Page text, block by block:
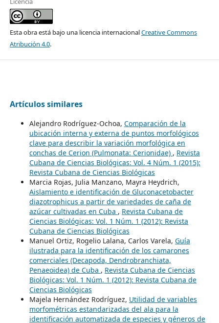
Esta obra está bajo una licencia internacionalCreative Commons
Atribución 4.0.
Artículos similares
Alejandro Rodríguez-Ochoa, Comparación de la
ubicación interna y externa de puntos morfológicos
clave para describir la variación morfológica en
conchas de Cerion (Pulmonata: Cerionidae) , Revista
Cubana de Ciencias Biológicas: Vol. 4 Núm. 1 (2015):
Revista Cubana de Ciencias Biológicas
Marcia Rojas, Julia Manzano, Mayra Heydrich,
Aislamiento e identificación de Gluconacetobacter
diazotrophicus a partir de variedades de caña de
azúcar cultivadas en Cuba , Revista Cubana de
Ciencias Biológicas: Vol. 1 Núm. 1 (2012): Revista
Cubana de Ciencias Biológicas
Manuel Ortiz, Rogelio Lalana, Carlos Varela, Guía
ilustrada para la identificación de los camarones
comerciales (Decapoda, Dendrobranchiata,
Penaeoidea) de Cuba , Revista Cubana de Ciencias
Biológicas: Vol. 1 Núm. 1 (2012): Revista Cubana de
Ciencias Biológicas
Majela Hernández Rodríguez, Utilidad de variables
morfométricas estandarizadas del ala para la
identificación automatizada de especies y géneros de